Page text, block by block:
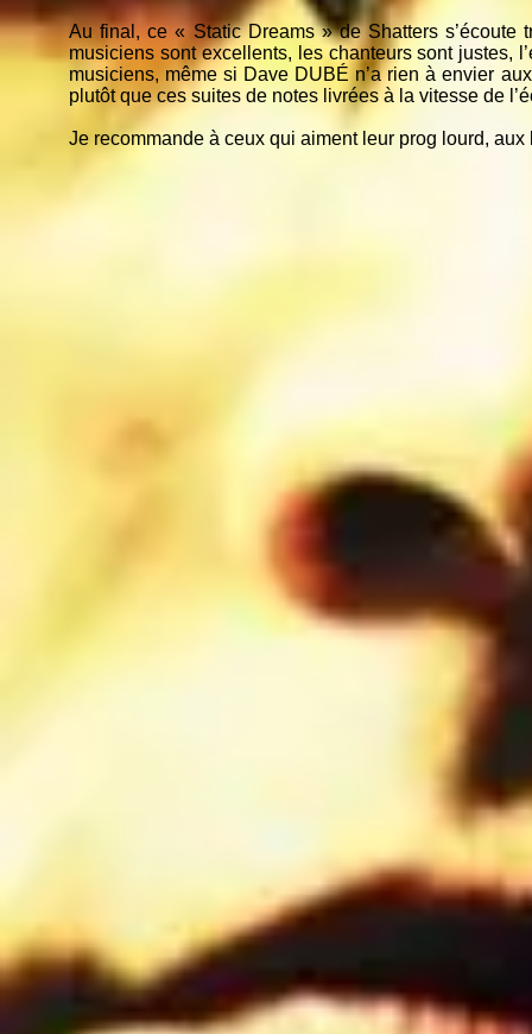
Au final, ce « Static Dreams » de Shatters
musiciens sont excellents, les chanteurs sont justes,
musiciens, même si Dave DUBÉ n’a rien à envier
plutôt que ces suites de notes livrées à la vitesse de
Je recommande à ceux qui aiment leur prog lourd,